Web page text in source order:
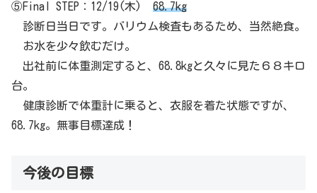
⑤Final STEP：12/19(木) 68.7kg
診断日当日です。バリウム検査もあるため、当然絶食。
お水を少々飲むだけ。
出社前に体重測定すると、68.8kgと久々に見た６８キロ
台。
健康診断で体重計に乗ると、衣服を着た状態ですが、
68.7kg。無事目標達成！
今後の目標